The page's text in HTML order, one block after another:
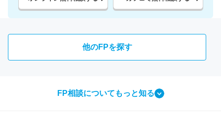
他のFPを探す
FP相談についてもっと知る